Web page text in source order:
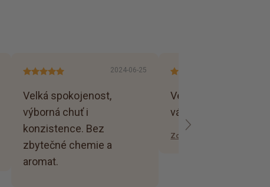
2024-06-25
Velká spokojenost,
výborná chuť i
konzistence. Bez
zbytečné chemie a
aromat.
Velká spokojenost
vám jim kaše a
Zobrazit